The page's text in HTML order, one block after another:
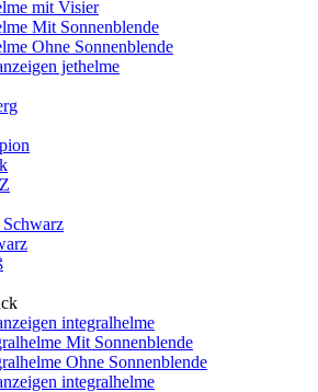
mit Visier
Mit Sonnenblende
Ohne Sonnenblende
jethelme
integralhelme
Mit Sonnenblende
Ohne Sonnenblende
integralhelme